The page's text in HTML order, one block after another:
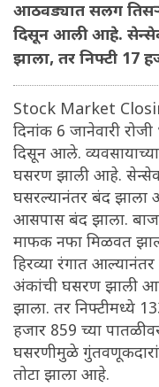
आठवड्यात सलग
दिसून आली आहे.
झाला, तर निफ्टी 17
Stock Market
दिनांक 6 जानेवारी
दिसून आले.
घसरण झाली आहे.
घसरल्यानंतर बंद झाला
आसपास बंद झाला.
माफक नफा मिळवत
हिरव्या रंगात
अंकांची घसरण झाली
झाला. तर निफ्टीमध्ये
हजार 859 च्या
घसरणीमुळे
तोटा झाला आहे.